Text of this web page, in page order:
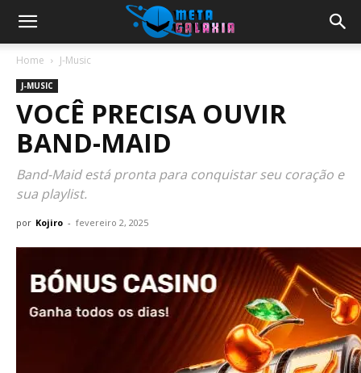
Home J-Music
J-MUSIC
VOCÊ PRECISA OUVIR
BAND-MAID
Band-Maid está pronta para conquistar seu coração e
sua playlist.
por Kojiro - fevereiro 2, 2025